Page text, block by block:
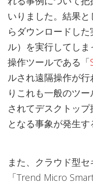
いりました。結果
らダウンロードし
ル）を実行してし
操作ツールである「
ルされ遠隔操作が
りこれも一般のツ
されてデスクトッ
となる事象が発生す
また、クラウド型
「Trend Micro